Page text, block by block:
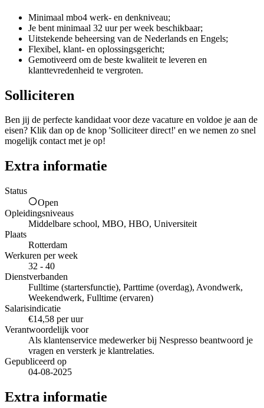
Minimaal mbo4 werk- en denkniveau;
Je bent minimaal 32 uur per week beschikbaar;
Uitstekende beheersing van de Nederlands en Engels;
Flexibel, klant- en oplossingsgericht;
Gemotiveerd om de beste kwaliteit te leveren en
klanttevredenheid te vergroten.
Solliciteren
Ben jij de perfecte kandidaat voor deze vacature en voldoe je aan de
eisen? Klik dan op de knop 'Solliciteer direct!' en we nemen zo snel
mogelijk contact met je op!
Extra informatie
Status
Open
Opleidingsniveaus
Middelbare school, MBO, HBO, Universiteit
Plaats
Rotterdam
Werkuren per week
32 - 40
Dienstverbanden
Fulltime (startersfunctie), Parttime (overdag), Avondwerk,
Weekendwerk, Fulltime (ervaren)
Salarisindicatie
€14,58 per uur
Verantwoordelijk voor
Als klantenservice medewerker bij Nespresso beantwoord je
vragen en versterk je klantrelaties.
Gepubliceerd op
04-08-2025
Extra informatie